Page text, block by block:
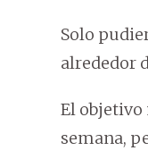
Solo
alrededor
El objetivo
semana,